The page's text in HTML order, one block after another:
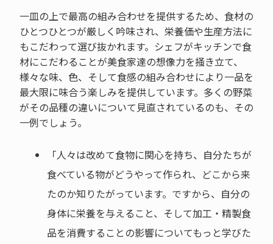
一皿の上で最高の組み合わせを提供するため、食材の
ひとつひとつが厳しく吟味され、栄養価や生産方法に
もこだわって選び抜かれます。シェフがキッチンで食
材にこだわることが美食家達の想像力を掻き立て、
様々な味、色、そして食感の組み合わせにより一品を
最大限に味合う楽しみを提供しています。多くの野菜
がその品種の違いについて見直されているのも、その
一例でしょう。
「人々は改めて食物に関心を持ち、自分たちが
食べている物がどうやって作られ、どこから来
たのか知りたがっています。ですから、自分の
身体に栄養を与えること、そして加工・精製食
品を消費することの影響についてもっと学びた